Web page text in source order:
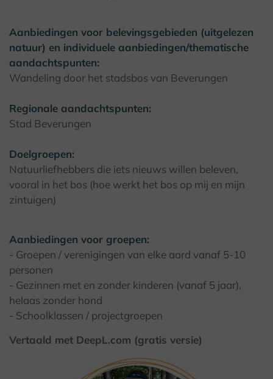
Aanbiedingen voor belevingsgebieden (uitgelezen
natuur) en individuele aanbiedingen/thematische
aandachtspunten:
Wandeling door het stadsbos van Beverungen
Regionale aandachtspunten:
Stad Beverungen
Doelgroepen:
Natuurliefhebbers die iets nieuws willen beleven,
vooral in het bos (hoe werkt het bos op mij en mijn
zintuigen)
Aanbiedingen voor groepen:
- Groepen / verenigingen van elke aard vanaf 5-10
personen
- Gezinnen met en zonder kinderen (vanaf 5 jaar),
helaas zonder hond
- Schoolklassen / projectgroepen
Vertaald met DeepL.com (gratis versie)